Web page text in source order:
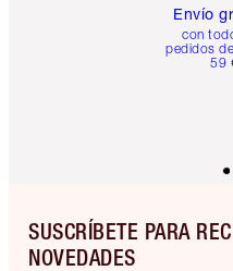
Envío
con
pedidos
59
SUSCRÍBETE PARA
NOVEDADES